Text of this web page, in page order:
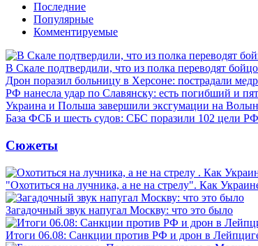
Последние
Популярные
Комментируемые
В Скале подтвердили, что из полка переводят
Дрон поразил больницу в Херсоне: пострадали
РФ нанесла удар по Славянску: есть погибший и
Украина и Польша завершили эксгумации на
База ФСБ и шесть судов: СБС поразили 102 цели РФ
Сюжеты
"Охотиться на лучника, а не на стрелу". Как
Загадочный звук напугал Москву: что это было
Итоги 06.08: Санкции против РФ и дрон в